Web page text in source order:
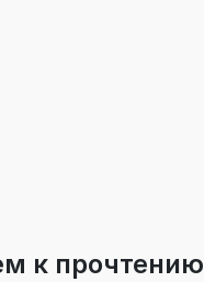
к прочтению